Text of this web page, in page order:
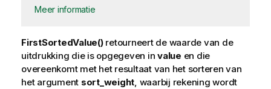
Meer informatie
FirstSortedValue()retourneert de waarde van de
uitdrukking die is opgegeven in value en die
overeenkomt met het resultaat van het sorteren van
het argument sort_weight, waarbij rekening wordt